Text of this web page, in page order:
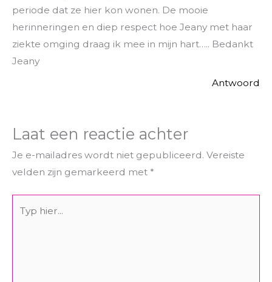
periode dat ze hier kon wonen. De mooie
herinneringen en diep respect hoe Jeany met haar
ziekte omging draag ik mee in mijn hart….. Bedankt
Jeany
Antwoord
Laat een reactie achter
Je e-mailadres wordt niet gepubliceerd. Vereiste
velden zijn gemarkeerd met *
hier...